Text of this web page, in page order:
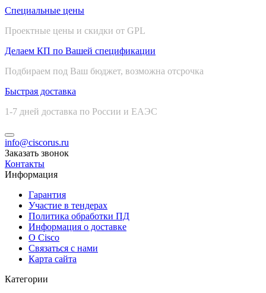
Специальные цены
Проектные цены и скидки от GPL
Делаем КП по Вашей спецификации
Подбираем под Ваш бюджет, возможна отсрочка
Быстрая доставка
1-7 дней доставка по России и ЕАЭС
info@ciscorus.ru
Заказать звонок
Контакты
Информация
Гарантия
Участие в тендерах
Политика обработки ПД
Информация о доставке
О Cisco
Связаться с нами
Карта сайта
Категории